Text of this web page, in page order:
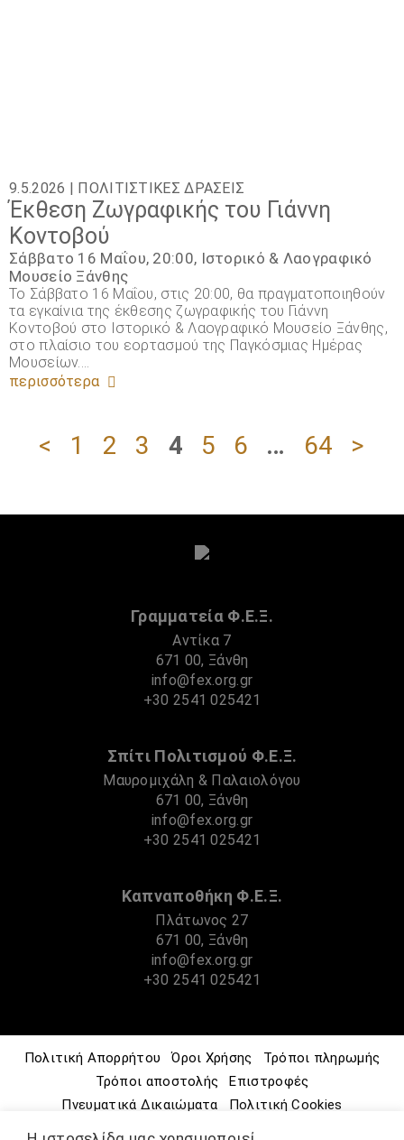
9.5.2026 | ΠΟΛΙΤΙΣΤΙΚΈΣ ΔΡΆΣΕΙΣ
Έκθεση Ζωγραφικής του Γιάννη
Κοντοβού
Σάββατο 16 Μαΐου, 20:00, Ιστορικό & Λαογραφικό
Μουσείο Ξάνθης
Το Σάββατο 16 Μαΐου, στις 20:00, θα πραγματοποιηθούν
τα εγκαίνια της έκθεσης ζωγραφικής του Γιάννη
Κοντοβού στο Ιστορικό & Λαογραφικό Μουσείο Ξάνθης,
στο πλαίσιο του εορτασμού της Παγκόσμιας Ημέρας
Μουσείων.…
περισσότερα
< 1 2 3 4 5 6 … 64 >
Γραμματεία Φ.Ε.Ξ.
Αντίκα 7
671 00, Ξάνθη
info@fex.org.gr
+30 2541 025421
Σπίτι Πολιτισμού Φ.Ε.Ξ.
Μαυρομιχάλη & Παλαιολόγου
671 00, Ξάνθη
info@fex.org.gr
+30 2541 025421
Καπναποθήκη Φ.Ε.Ξ.
Πλάτωνος 27
671 00, Ξάνθη
info@fex.org.gr
+30 2541 025421
Πολιτική Απορρήτου Όροι Χρήσης
Τρόποι πληρωμής
Τρόποι αποστολής
Επιστροφές
Πνευματικά Δικαιώματα
Πολιτική Cookies
Μουσείο – Ιστορία
Πολιτιστικές Δράσεις